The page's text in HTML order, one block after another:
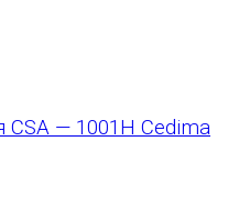
— 1001H Cedima